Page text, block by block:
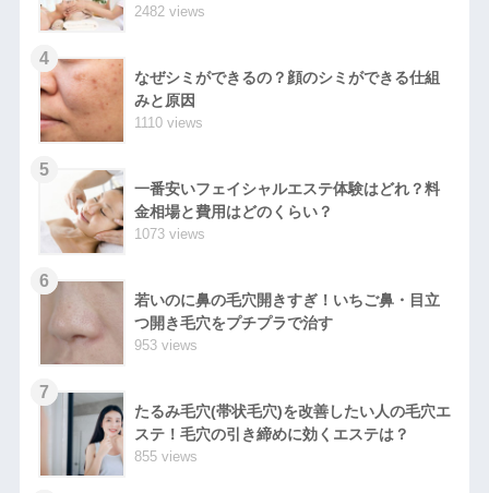
2482 views
4
なぜシミができるの？顔のシミができる仕組
みと原因
1110 views
5
一番安いフェイシャルエステ体験はどれ？料
金相場と費用はどのくらい？
1073 views
6
若いのに鼻の毛穴開きすぎ！いちご鼻・目立
つ開き毛穴をプチプラで治す
953 views
7
たるみ毛穴(帯状毛穴)を改善したい人の毛穴エ
ステ！毛穴の引き締めに効くエステは？
855 views